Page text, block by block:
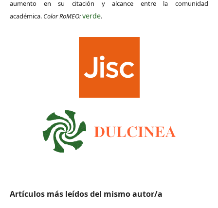
aumento en su citación y alcance entre la comunidad
académica. Color RoMEO:verde.
Artículos más leídos del mismo autor/a